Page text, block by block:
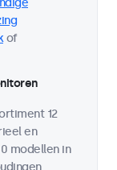
of
12
en
modellen in